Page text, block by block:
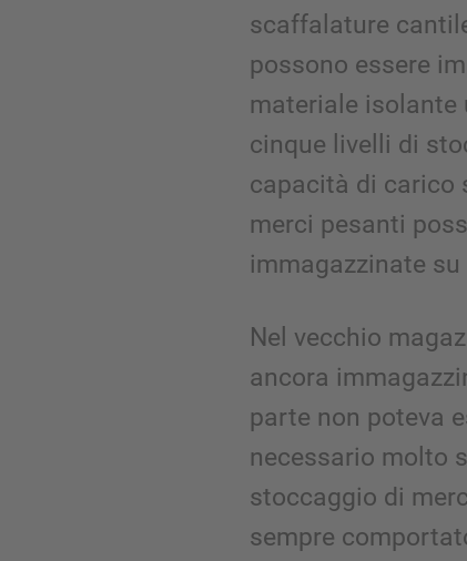
scaffalature
possono essere
materiale isolante
cinque livelli di
capacità di carico
merci pesanti
immagazzinate
Nel vecchio
ancora
parte non poteva
necessario molto
stoccaggio di
sempre